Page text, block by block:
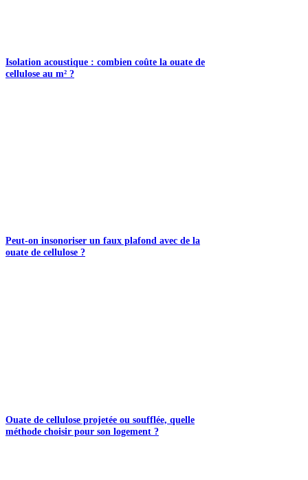
Isolation acoustique : combien coûte la ouate de
cellulose au m² ?
Peut-on insonoriser un faux plafond avec de la
ouate de cellulose ?
Ouate de cellulose projetée ou soufflée, quelle
méthode choisir pour son logement ?